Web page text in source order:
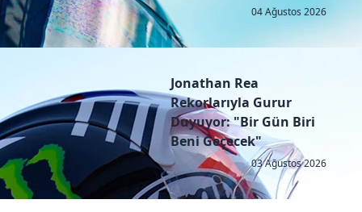
04 Ağustos 2026
Jonathan Rea
Rekorlarıyla Gurur
Duyuyor: "Bir Gün Biri
Beni Geçecek"
03 Ağustos 2026